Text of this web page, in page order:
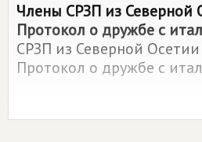
Члены СРЗП из Северной
Протокол о дружбе с
СРЗП из Северной
Протокол о дружбе с